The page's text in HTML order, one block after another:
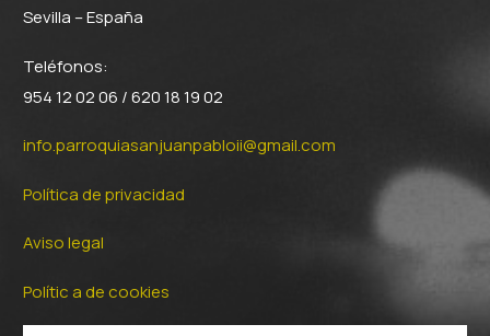
Sevilla – España
Teléfonos:
954 12 02 06 / 620 18 19 02
info.parroquiasanjuanpabloii@gmail.com
Política de privacidad
Aviso legal
Polític a de cookies